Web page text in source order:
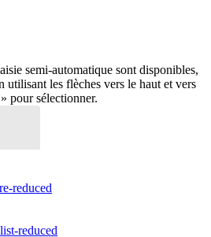
semi-automatique sont disponibles,
utilisant les flèches vers le haut et vers
pour sélectionner.